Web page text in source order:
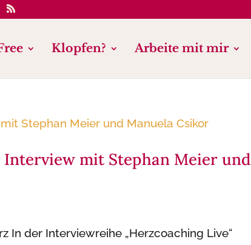
Klopfen? Arbeite mit mir
Interview mit Stephan Meier und
In der Interviewreihe „Herzcoaching Live“